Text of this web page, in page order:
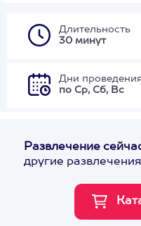
Длительность
30 минут
Дни
по Ср, Сб, Вс
Развлечение
другие